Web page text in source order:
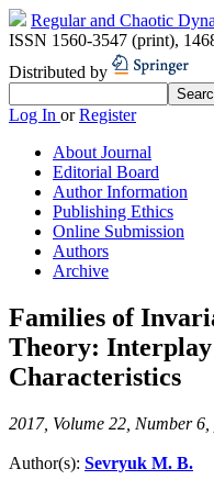
Regular and Chaotic
ISSN 1560-3547 (print),
Distributed by
Log In orRegister
About Journal
Editorial Board
Author Information
Publishing Ethics
Online Submission
Authors
Archive
Families of
Theory:
Characteristics
2017, Volume 22, Number
Author(s): Sevryuk M. B.